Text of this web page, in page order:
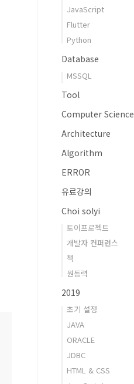
JavaScript
Flutter
Python
Database
MSSQL
Tool
Computer Science
Architecture
Algorithm
ERROR
유료강의
Choi solyi
토이프로젝트
개발자 컨퍼런스
책
원동력
2019
초기 설정
JAVA
ORACLE
JDBC
HTML & CSS